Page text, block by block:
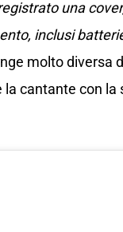
una
inclusi
molto diversa
cantante con la